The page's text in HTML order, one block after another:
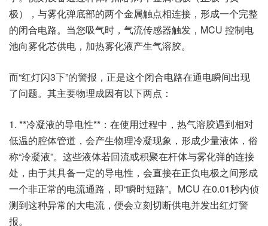
极），与雾化弹底部的两个金属触点相连接，形成一个完整
的闭合电路。当您吸气时，气流传感器触发，MCU 控制电
池向雾化芯供电，加热雾化液产生气溶胶。
而“红灯闪3下”的警报，正是这个闭合电路在通电瞬间出现
了问题。其主要物理成因有以下两点：
1. **冷凝液的导电性**：在使用过程中，热气溶胶遇到相对
低温的腔体管道，会产生物理冷凝现象，形成少量液体，俗
称“冷凝液”。这些液体若回流或积聚在杆体与雾化弹的连接
处，由于其具备一定的导电性，会直接在正负电极之间形成
一个非正常的电流通路，即“瞬时短路”。MCU 在0.01秒内侦
测到这种异常的大电流，便会立刻切断供电并发出红灯警
报。